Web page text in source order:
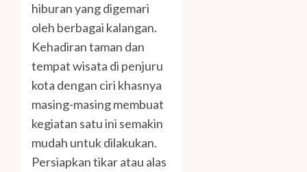
hiburan yang digemari
oleh berbagai kalangan.
Kehadiran taman dan
tempat wisata di penjuru
kota dengan ciri khasnya
masing-masing membuat
kegiatan satu ini semakin
mudah untuk dilakukan.
Persiapkan tikar atau alas